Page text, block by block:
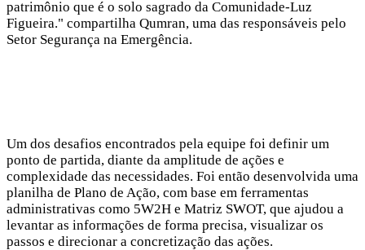
patrimônio que é o solo sagrado da Comunidade-Luz
Figueira." compartilha Qumran, uma das responsáveis pelo
Setor Segurança na Emergência.
Um dos desafios encontrados pela equipe foi definir um
ponto de partida, diante da amplitude de ações e
complexidade das necessidades. Foi então desenvolvida uma
planilha de Plano de Ação, com base em ferramentas
administrativas como 5W2H e Matriz SWOT, que ajudou a
levantar as informações de forma precisa, visualizar os
passos e direcionar a concretização das ações.